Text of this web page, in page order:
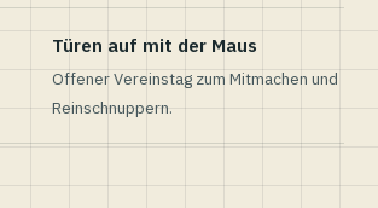
Türen auf mit der Maus
Offener Vereinstag zum Mitmachen und
Reinschnuppern.